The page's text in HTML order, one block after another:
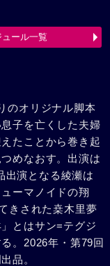
ール一覧
のオリジナル脚本
子を亡くした夫婦
たことから巻き起
めなおす。出演は
出演となる綾瀬は
ーマノイドの翔
きされた桒木里夢
とはサン=テグジ
。2026年・第79回
品。